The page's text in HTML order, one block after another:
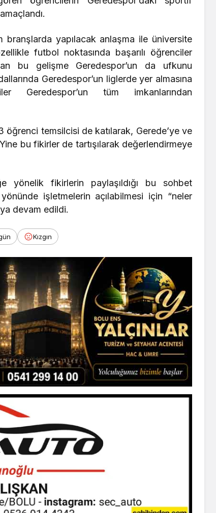
yapılacak anlaşma ile üniversite
futbol noktasında başarılı öğrenciler
bu gelişme Geredespor’un da ufkunu
Geredespor’un liglerde yer almasına
Geredespor’un tüm imkanlarından
öğrenci temsilcisi de katılarak, Gerede’ye ve
bu fikirler de tartışılarak değerlendirmeye
yönelik fikirlerin paylaşıldığı bu sohbet
işletmelerin açılabilmesi için “neler
devam edildi.
Kızgın